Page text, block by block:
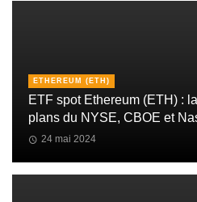
ETHEREUM (ETH)
ETF spot Ethereum (ETH) :
plans du NYSE, CBOE et
24 mai 2024